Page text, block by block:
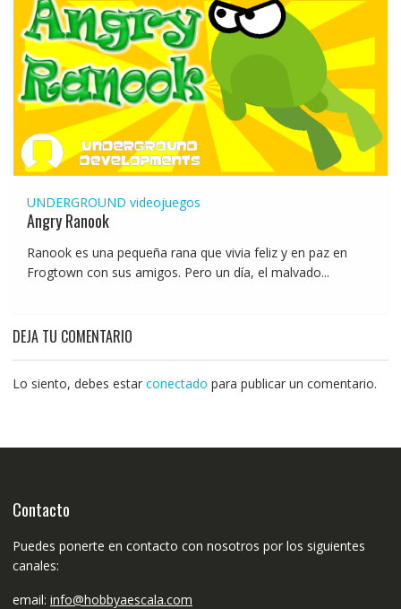
UNDERGROUND videojuegos
Angry Ranook
Ranook es una pequeña rana que vivia feliz y en paz en
Frogtown con sus amigos. Pero un día, el malvado...
DEJA TU COMENTARIO
Lo siento, debes estar conectado para publicar un comentario.
Contacto
Puedes ponerte en contacto con nosotros por los siguientes
canales:
email: info@hobbyaescala.com